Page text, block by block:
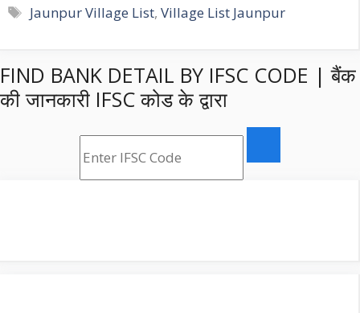
Tags
Jaunpur Village List,Village List Jaunpur
FIND BANK DETAIL BY IFSC CODE | बैंक
की जानकारी IFSC कोड के द्वारा